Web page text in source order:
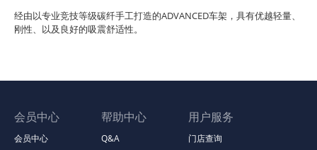
经由以专业竞技等级碳纤手工打造的ADVANCED车架，具有优越轻量、
刚性、以及良好的吸震舒适性。
会员中心
会员中心
帮助中心
Q&A
用户服务
门店查询